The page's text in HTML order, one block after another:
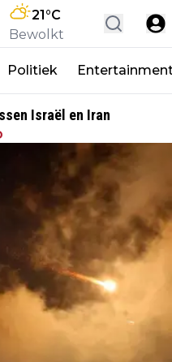
21°C
Bewolkt
Politiek
Israël en Iran